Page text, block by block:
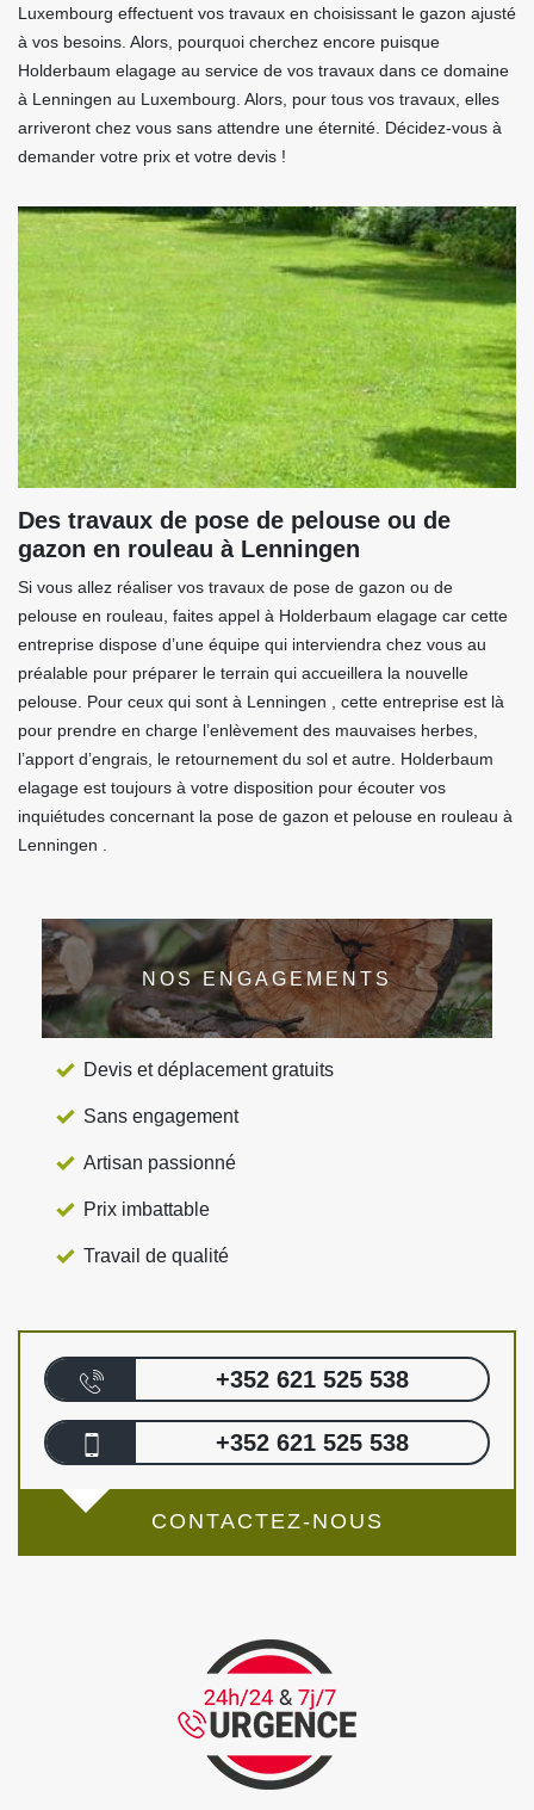
Luxembourg effectuent vos travaux en choisissant le gazon ajusté
à vos besoins. Alors, pourquoi cherchez encore puisque
Holderbaum elagage au service de vos travaux dans ce domaine
à Lenningen au Luxembourg. Alors, pour tous vos travaux, elles
arriveront chez vous sans attendre une éternité. Décidez-vous à
demander votre prix et votre devis !
Des travaux de pose de pelouse ou de
gazon en rouleau à Lenningen
Si vous allez réaliser vos travaux de pose de gazon ou de
pelouse en rouleau, faites appel à Holderbaum elagage car cette
entreprise dispose d’une équipe qui interviendra chez vous au
préalable pour préparer le terrain qui accueillera la nouvelle
pelouse. Pour ceux qui sont à Lenningen , cette entreprise est là
pour prendre en charge l’enlèvement des mauvaises herbes,
l’apport d’engrais, le retournement du sol et autre. Holderbaum
elagage est toujours à votre disposition pour écouter vos
inquiétudes concernant la pose de gazon et pelouse en rouleau à
Lenningen .
NOS ENGAGEMENTS
Devis et déplacement gratuits
Sans engagement
Artisan passionné
Prix imbattable
Travail de qualité
+352 621 525 538
+352 621 525 538
CONTACTEZ-NOUS